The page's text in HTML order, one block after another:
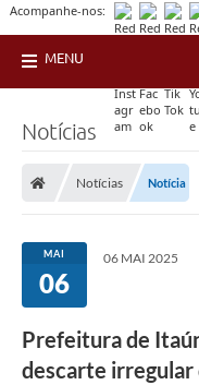
Acompanhe-nos:
MENU
Notícias
Notícias Notícia
MAI
06
06 MAI 2025
Prefeitura de
descarte irregular